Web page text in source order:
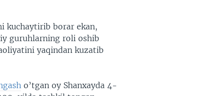
kuchaytirib borar ekan,
guruhlarning roli oshib
yaqindan kuzatib
o’tgan oy Shanxayda 4-